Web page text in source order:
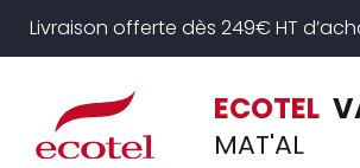
Livraison offerte dès 249€ HT
ECOTEL
MAT'AL
Panneau de gestion des cookies